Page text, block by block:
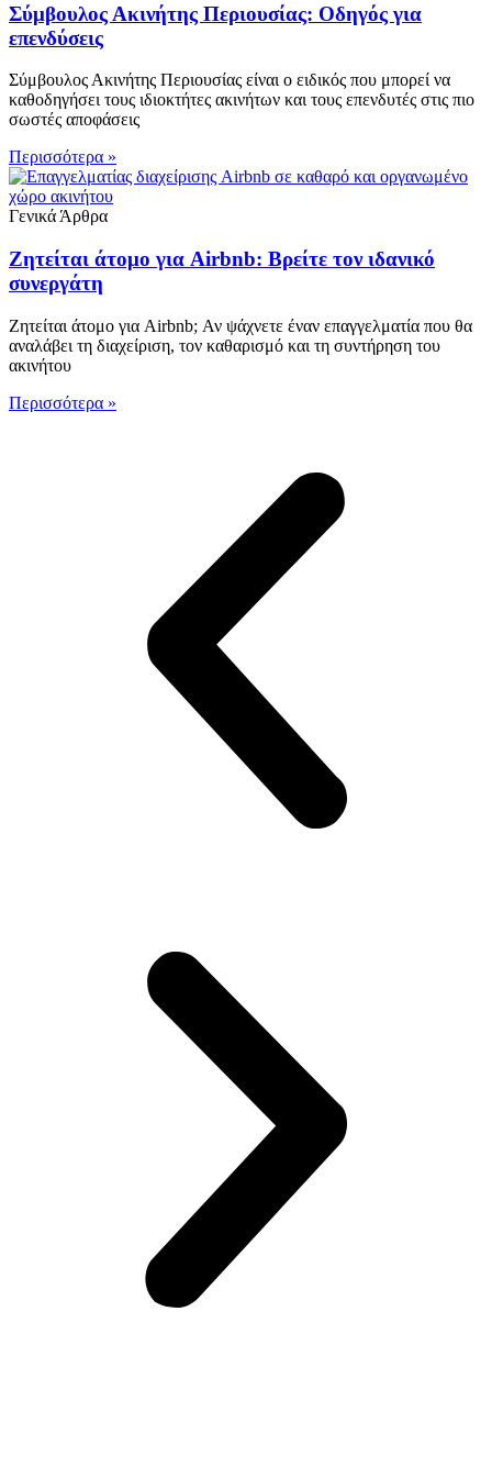
Σύμβουλος Ακινήτης Περιουσίας: Οδηγός για
επενδύσεις
Σύμβουλος Ακινήτης Περιουσίας είναι ο ειδικός που μπορεί να
καθοδηγήσει τους ιδιοκτήτες ακινήτων και τους επενδυτές στις πιο
σωστές αποφάσεις
Περισσότερα »
Γενικά Άρθρα
Ζητείται άτομο για Airbnb: Βρείτε τον ιδανικό
συνεργάτη
Ζητείται άτομο για Airbnb; Αν ψάχνετε έναν επαγγελματία που θα
αναλάβει τη διαχείριση, τον καθαρισμό και τη συντήρηση του
ακινήτου
Περισσότερα »